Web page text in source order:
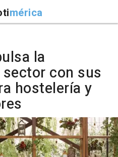
mérica
la
con sus
hostelería y